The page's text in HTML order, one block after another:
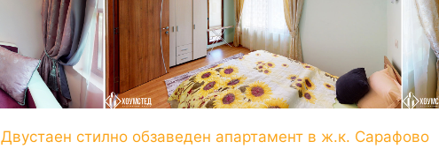
Двустаен стилно обзаведен апартамент в ж.к. Сарафово